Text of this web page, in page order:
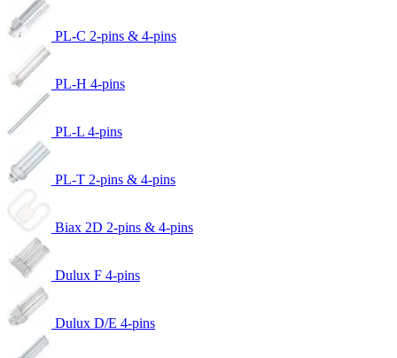
PL-C 2-pins & 4-pins
PL-H 4-pins
PL-L 4-pins
PL-T 2-pins & 4-pins
Biax 2D 2-pins & 4-pins
Dulux F 4-pins
Dulux D/E 4-pins